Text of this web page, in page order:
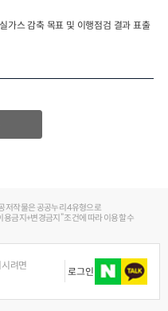
가스 감축 목표 및 이행점검 결과 표출
저작물은 공공누리 4유형으로
금지+변경금지” 조건에 따라 이용할 수
려면
로그인